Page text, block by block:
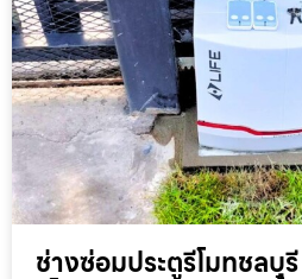
ช่างซ่อมประตูรีโมทชลบุ